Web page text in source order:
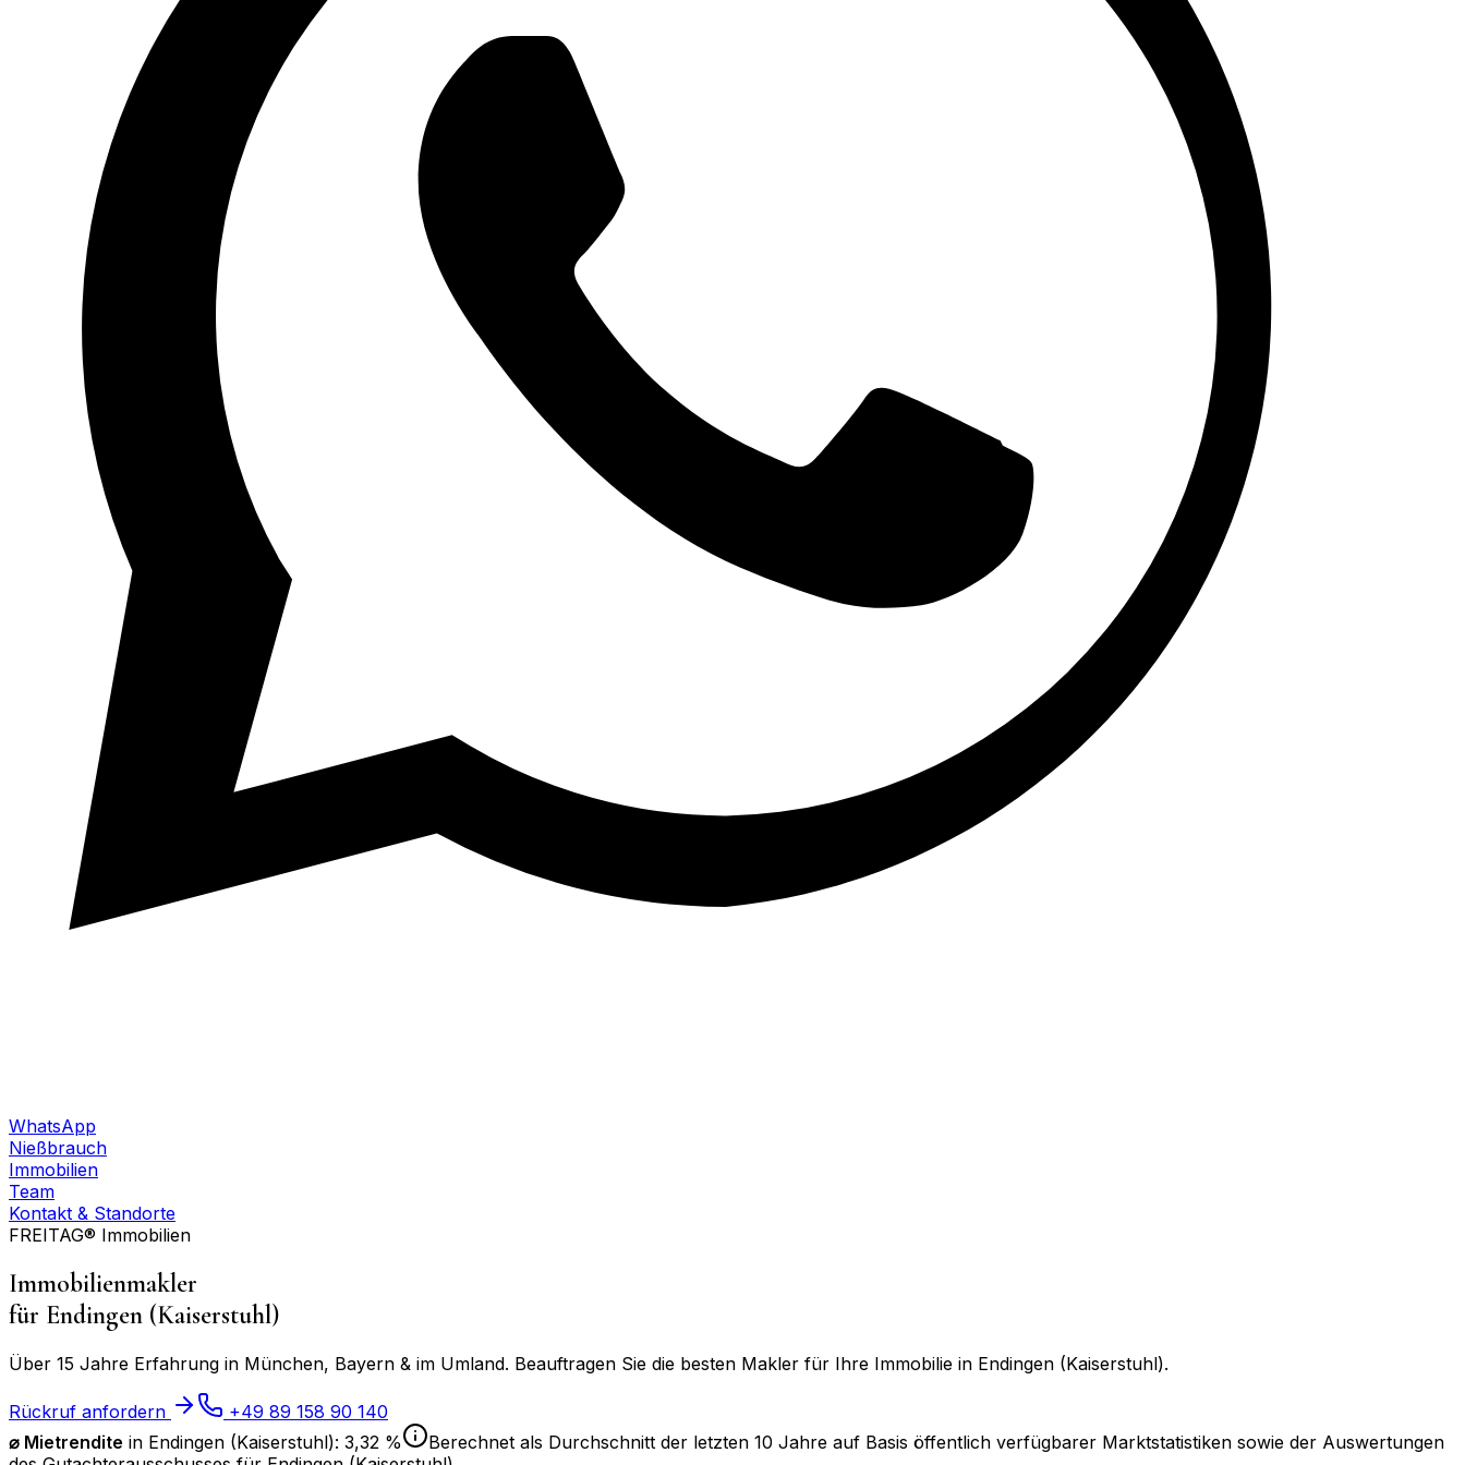
WhatsApp
Nießbrauch
Immobilien
Team
Kontakt & Standorte
FREITAG® Immobilien
Immobilienmakler
für Endingen (Kaiserstuhl)
Über 15 Jahre Erfahrung in München, Bayern & im Umland. Beauftragen Sie die besten Makler für Ihre Immobilie in Endingen (Kaiserstuhl).
Rückruf anfordern
+49 89 158 90 140
⌀ Mietrendite in Endingen (Kaiserstuhl): 3,32 %
Berechnet als Durchschnitt der letzten 10 Jahre auf Basis öffentlich verfügbarer Marktstatistiken sowie der Auswertungen